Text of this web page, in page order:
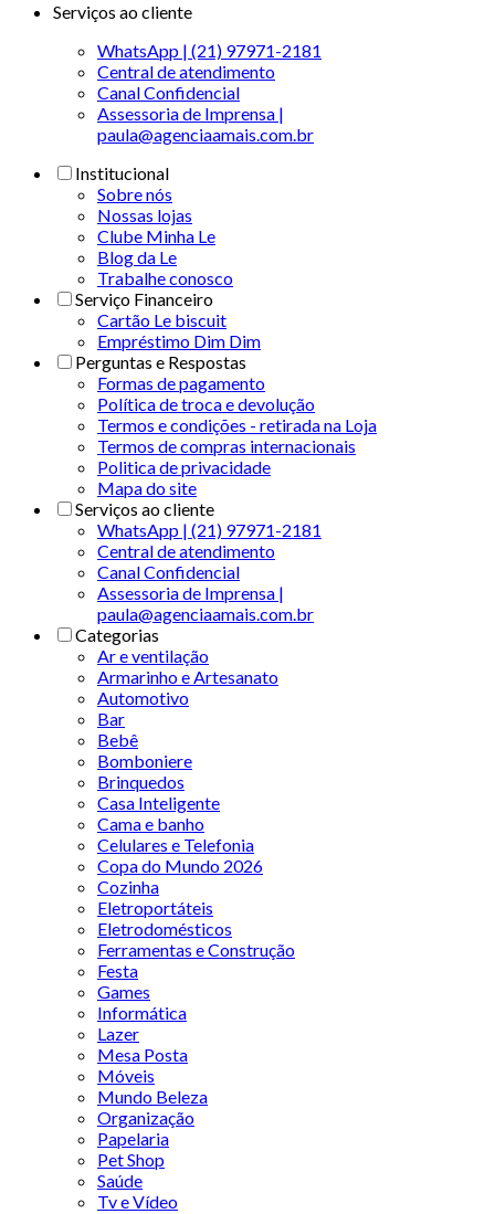
Serviços ao cliente
WhatsApp | (21) 97971-2181
Central de atendimento
Canal Confidencial
Assessoria de Imprensa |
paula@agenciaamais.com.br
Institucional
Sobre nós
Nossas lojas
Clube Minha Le
Blog da Le
Trabalhe conosco
Serviço Financeiro
Cartão Le biscuit
Empréstimo Dim Dim
Perguntas e Respostas
Formas de pagamento
Política de troca e devolução
Termos e condições - retirada na Loja
Termos de compras internacionais
Politica de privacidade
Mapa do site
Serviços ao cliente
WhatsApp | (21) 97971-2181
Central de atendimento
Canal Confidencial
Assessoria de Imprensa |
paula@agenciaamais.com.br
Categorias
Ar e ventilação
Armarinho e Artesanato
Automotivo
Bar
Bebê
Bomboniere
Brinquedos
Casa Inteligente
Cama e banho
Celulares e Telefonia
Copa do Mundo 2026
Cozinha
Eletroportáteis
Eletrodomésticos
Ferramentas e Construção
Festa
Games
Informática
Lazer
Mesa Posta
Móveis
Mundo Beleza
Organização
Papelaria
Pet Shop
Saúde
Tv e Vídeo